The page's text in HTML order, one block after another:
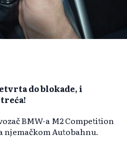
do blokade, i
BMW-a M2 Competition
njemačkom Autobahnu.